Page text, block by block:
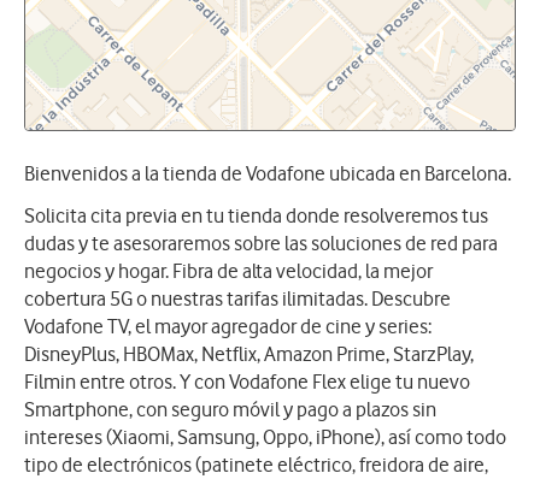
Bienvenidos a la tienda de Vodafone ubicada en Barcelona.
Solicita cita previa en tu tienda donde resolveremos tus
dudas y te asesoraremos sobre las soluciones de red para
negocios y hogar. Fibra de alta velocidad, la mejor
cobertura 5G o nuestras tarifas ilimitadas. Descubre
Vodafone TV, el mayor agregador de cine y series:
DisneyPlus, HBOMax, Netflix, Amazon Prime, StarzPlay,
Filmin entre otros. Y con Vodafone Flex elige tu nuevo
Smartphone, con seguro móvil y pago a plazos sin
intereses (Xiaomi, Samsung, Oppo, iPhone), así como todo
tipo de electrónicos (patinete eléctrico, freidora de aire,